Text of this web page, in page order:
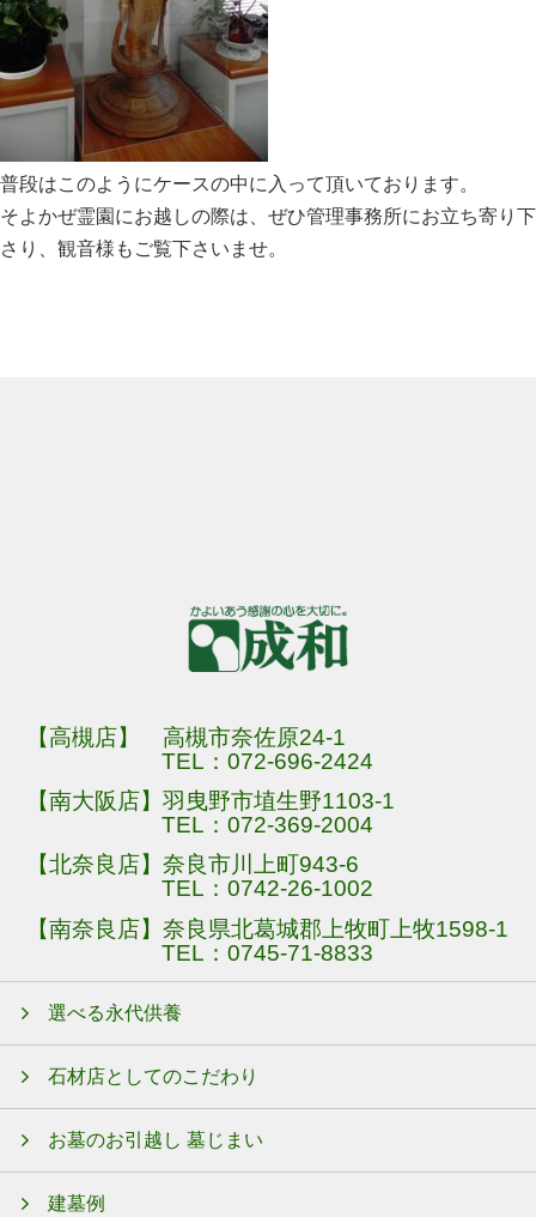
普段はこのようにケースの中に入って頂いております。
そよかぜ霊園にお越しの際は、ぜひ管理事務所にお立ち寄り下
さり、観音様もご覧下さいませ。
【高槻店】 高槻市奈佐原24-1
TEL：072-696-2424
【南大阪店】羽曳野市埴生野1103-1
TEL：072-369-2004
【北奈良店】奈良市川上町943-6
TEL：0742-26-1002
【南奈良店】奈良県北葛城郡上牧町上牧1598-1
TEL：0745-71-8833
選べる永代供養
石材店としてのこだわり
お墓のお引越し 墓じまい
建墓例